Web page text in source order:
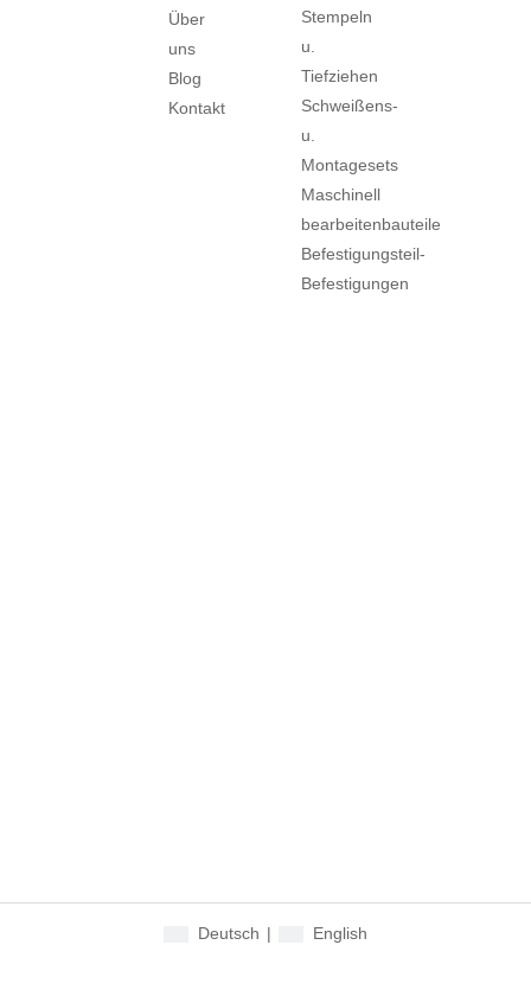
Über
uns
Blog
Kontakt
Stempeln
u.
Tiefziehen
Schweißens-
u.
Montagesets
Maschinell
bearbeitenbauteile
Befestigungsteil-
Befestigungen
Deutsch | English